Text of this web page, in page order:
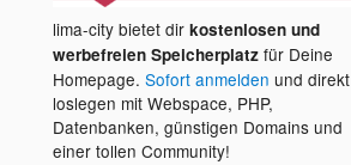
lima-city bietet dir kostenlosen und
werbefreien Speicherplatzfür Deine
Homepage. Sofort anmelden und direkt
loslegen mit Webspace, PHP,
Datenbanken, günstigen Domains und
einer tollen Community!